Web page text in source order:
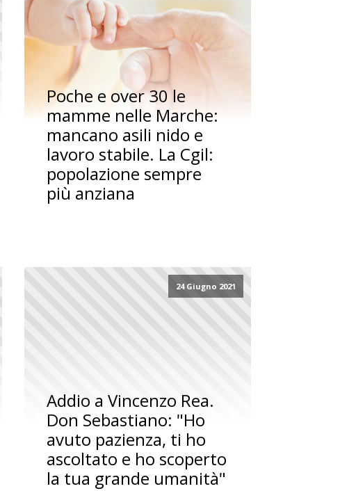
Poche e over 30 le
mamme nelle Marche:
mancano asili nido e
lavoro stabile. La Cgil:
popolazione sempre
più anziana
24 Giugno 2021
Addio a Vincenzo Rea.
Don Sebastiano: "Ho
avuto pazienza, ti ho
ascoltato e ho scoperto
la tua grande umanità"